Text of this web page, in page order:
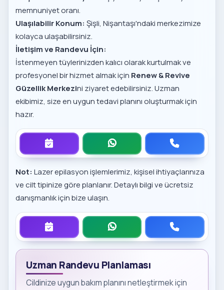
memnuniyet oranı.
Ulaşılabilir Konum: Şişli, Nişantaşı'ndaki merkezimize
kolayca ulaşabilirsiniz.
İletişim ve Randevu İçin:
İstenmeyen tüylerinizden kalıcı olarak kurtulmak ve
profesyonel bir hizmet almak için Renew & Revive
Güzellik Merkezini ziyaret edebilirsiniz. Uzman
ekibimiz, size en uygun tedavi planını oluşturmak için
hazır.
Not: Lazer epilasyon işlemlerimiz, kişisel ihtiyaçlarınıza
ve cilt tipinize göre planlanır. Detaylı bilgi ve ücretsiz
danışmanlık için bize ulaşın.
Uzman Randevu Planlaması
Cildinize uygun bakım planını netleştirmek için